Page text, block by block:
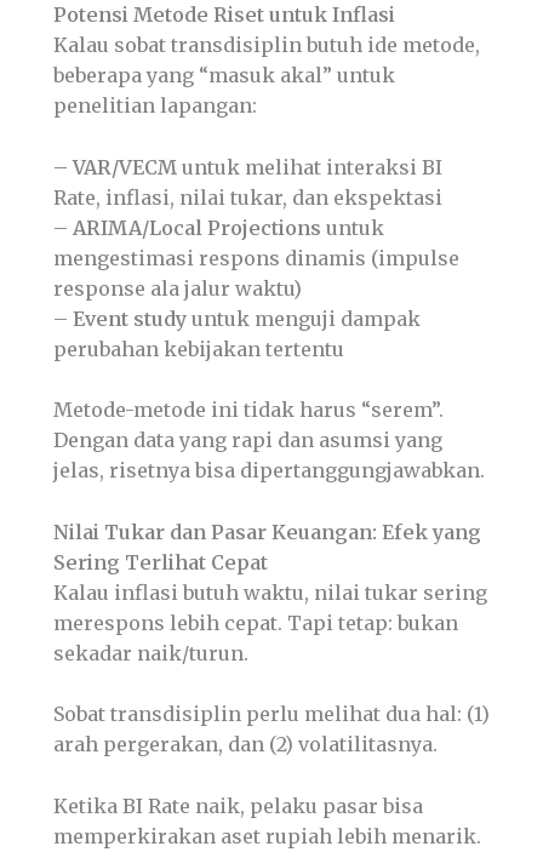
Potensi Metode Riset untuk Inflasi
Kalau sobat transdisiplin butuh ide metode,
beberapa yang “masuk akal” untuk
penelitian lapangan:
–VAR/VECM untuk melihat interaksi BI
Rate, inflasi, nilai tukar, dan ekspektasi
– ARIMA/Local Projections untuk
mengestimasi respons dinamis (impulse
response ala jalur waktu)
– Event study untuk menguji dampak
perubahan kebijakan tertentu
Metode-metode ini tidak harus “serem”.
Dengan data yang rapi dan asumsi yang
jelas, risetnya bisa dipertanggungjawabkan.
Nilai Tukar dan Pasar Keuangan: Efek yang
Sering Terlihat Cepat
Kalau inflasi butuh waktu, nilai tukar sering
merespons lebih cepat. Tapi tetap: bukan
sekadar naik/turun.
Sobat transdisiplin perlu melihat dua hal: (1)
arah pergerakan, dan (2) volatilitasnya.
Ketika BI Rate naik, pelaku pasar bisa
memperkirakan aset rupiah lebih menarik.